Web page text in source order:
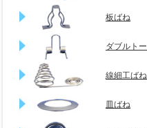
板ばね
ダブルト
線細工ばね
皿ばね